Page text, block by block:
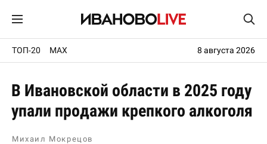
ТОП-20 MAX 8 августа 2026
В Ивановской области в 2025 году
упали продажи крепкого алкоголя
Михаил Мокрецов